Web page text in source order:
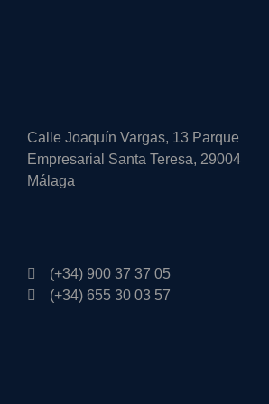
Calle Joaquín Vargas, 13 Parque
Empresarial Santa Teresa, 29004
Málaga
(+34) 900 37 37 05
(+34) 655 30 03 57